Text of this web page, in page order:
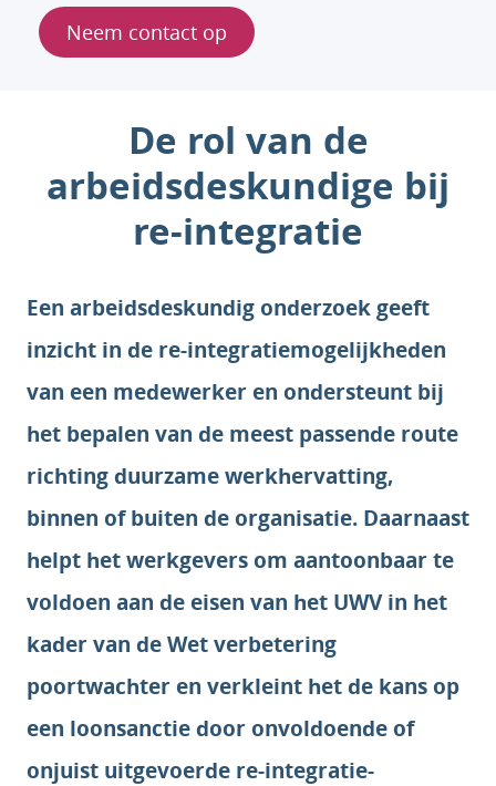
Neem contact op
De rol van de
arbeidsdeskundige bij
re-integratie
Een arbeidsdeskundig onderzoek geeft
inzicht in de re-integratiemogelijkheden
van een medewerker en ondersteunt bij
het bepalen van de meest passende route
richting duurzame werkhervatting,
binnen of buiten de organisatie. Daarnaast
helpt het werkgevers om aantoonbaar te
voldoen aan de eisen van het UWV in het
kader van de Wet verbetering
poortwachter en verkleint het de kans op
een loonsanctie door onvoldoende of
onjuist uitgevoerde re-integratie-